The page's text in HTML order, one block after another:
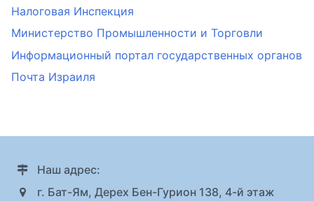
Налоговая Инспекция
Министерство Промышленности и Торговли
Информационный портал государственных органов
Почта Израиля
Наш адрес:
г. Бат-Ям, Дерех Бен-Гурион 138, 4-й этаж